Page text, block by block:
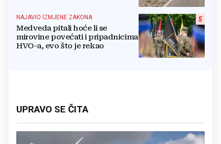
5
NAJAVIO IZMJENE ZAKONA
Medveda pitali hoće li se
mirovine povećati i pripadnicima
HVO-a, evo što je rekao
UPRAVO SE ČITA